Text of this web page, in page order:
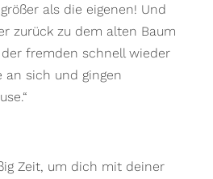
als die eigenen! Und
zurück zu dem alten Baum
fremden schnell wieder
an sich und gingen
Zeit, um dich mit deiner